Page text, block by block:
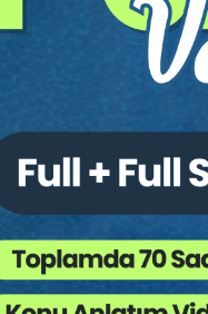
kitaptır.
direkt olarak
Bütün Hukuk
Kaç Ağaç Kesiliyor ?
tanımlanmadığı gibi
yüksek, kamu